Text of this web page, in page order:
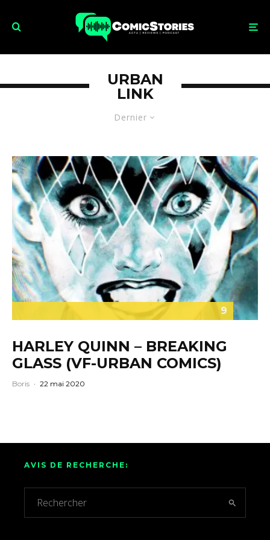
Dernier
URBAN
LINK
9
HARLEY QUINN – BREAKING
GLASS (VF-URBAN COMICS)
Boris · 22 mai 2020
AVIS DE RECHERCHE: